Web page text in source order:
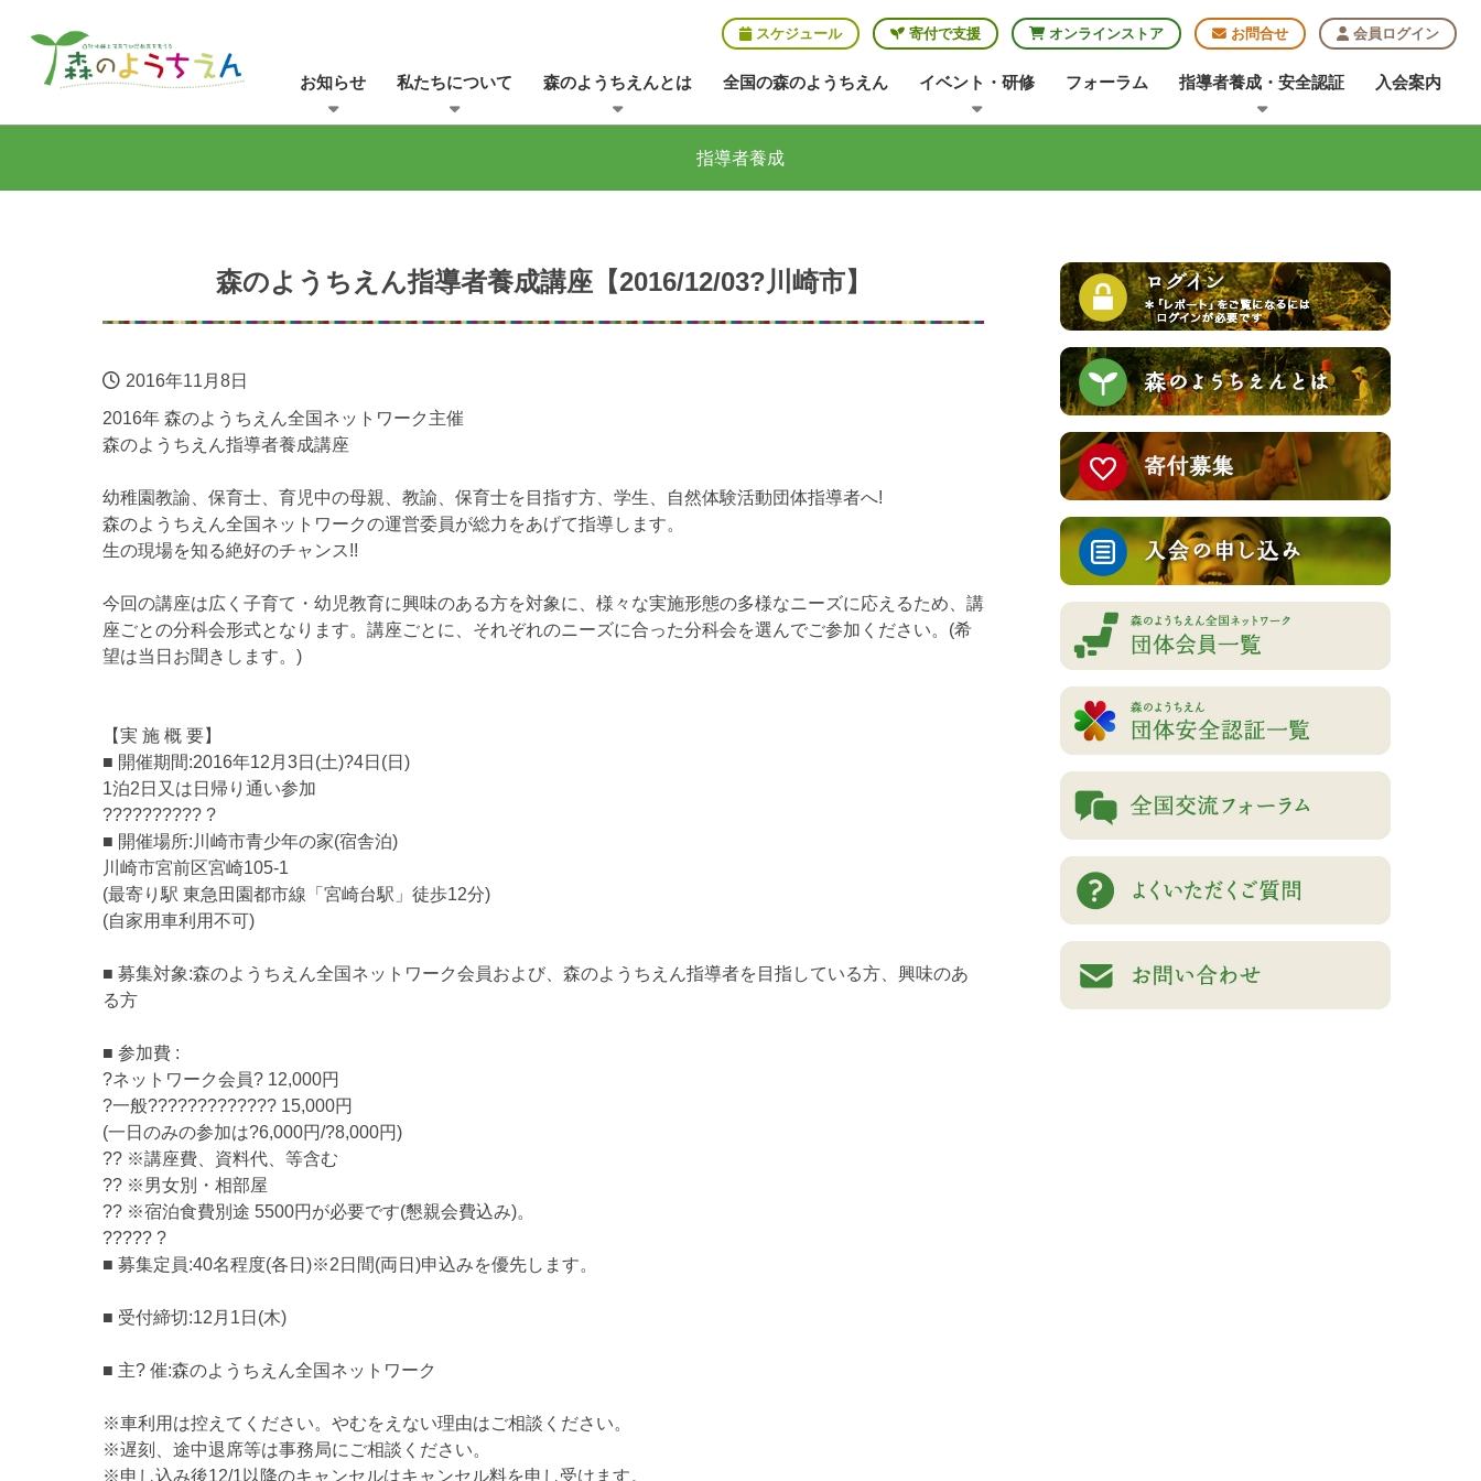
スケジュール 寄付で支援 オンラインストア お問合せ 会員ログイン
お知らせ 私たちについて 森のようちえんとは 全国の森のようちえん イベント・研修 フォーラム 指導者養成・安全認証 入会案内
指導者養成
森のようちえん指導者養成講座【2016/12/03?川崎市】
2016年11月8日
2016年 森のようちえん全国ネットワーク主催
森のようちえん指導者養成講座
幼稚園教諭、保育士、育児中の母親、教諭、保育士を目指す方、学生、自然体験活動団体指導者へ!
森のようちえん全国ネットワークの運営委員が総力をあげて指導します。
生の現場を知る絶好のチャンス!!
今回の講座は広く子育て・幼児教育に興味のある方を対象に、様々な実施形態の多様なニーズに応えるため、講
座ごとの分科会形式となります。講座ごとに、それぞれのニーズに合った分科会を選んでご参加ください。(希
望は当日お聞きします。)
【実 施 概 要】
■ 開催期間:2016年12月3日(土)?4日(日)
1泊2日又は日帰り通い参加
?????????? ?
■ 開催場所:川崎市青少年の家(宿舎泊)
川崎市宮前区宮崎105-1
(最寄り駅 東急田園都市線「宮崎台駅」徒歩12分)
(自家用車利用不可)
■ 募集対象:森のようちえん全国ネットワーク会員および、森のようちえん指導者を目指している方、興味のあ
る方
■ 参加費 :
?ネットワーク会員? 12,000円
?一般????????????? 15,000円
(一日のみの参加は?6,000円/?8,000円)
?? ※講座費、資料代、等含む
?? ※男女別・相部屋
?? ※宿泊食費別途 5500円が必要です(懇親会費込み)。
????? ?
■ 募集定員:40名程度(各日)※2日間(両日)申込みを優先します。
■ 受付締切:12月1日(木)
■ 主? 催:森のようちえん全国ネットワーク
※車利用は控えてください。やむをえない理由はご相談ください。
※遅刻、途中退席等は事務局にご相談ください。
※申し込み後12/1以降のキャンセルはキャンセル料を申し受けます。